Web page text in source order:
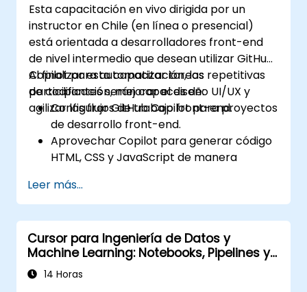
Esta capacitación en vivo dirigida por un
instructor en Chile (en línea o presencial)
está orientada a desarrolladores front-end
de nivel intermedio que desean utilizar GitHub
Copilot para automatizar tareas repetitivas
de codificación, mejorar el diseño UI/UX y
agilizar los flujos de trabajo front-end.
Al finalizar esta capacitación, los
participantes serán capaces de:
Configurar GitHub Copilot para proyectos
de desarrollo front-end.
Aprovechar Copilot para generar código
HTML, CSS y JavaScript de manera
Mejorar los procesos de diseño UI/UX
utilizando sugerencias de código
generadas por inteligencia artificial.
Optimizar los flujos de trabajo front-end
con estrategias prácticas de integración
de Copilot.
Leer más...
Cursor para Ingeniería de Datos y
Machine Learning: Notebooks, Pipelines y
Model Ops
14 Horas